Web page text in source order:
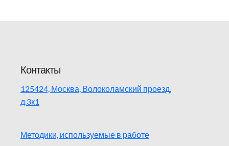
Контакты
125424, Москва, Волоколамский проезд,
д.3к1
Методики, используемые в работе